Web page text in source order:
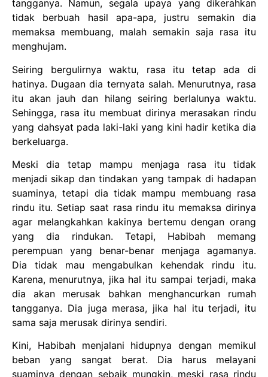
tangganya. Namun, segala upaya yang dikerahkan
tidak berbuah hasil apa-apa, justru semakin dia
memaksa membuang, malah semakin saja rasa itu
menghujam.
Seiring bergulirnya waktu, rasa itu tetap ada di
hatinya. Dugaan dia ternyata salah. Menurutnya, rasa
itu akan jauh dan hilang seiring berlalunya waktu.
Sehingga, rasa itu membuat dirinya merasakan rindu
yang dahsyat pada laki-laki yang kini hadir ketika dia
berkeluarga.
Meski dia tetap mampu menjaga rasa itu tidak
menjadi sikap dan tindakan yang tampak di hadapan
suaminya, tetapi dia tidak mampu membuang rasa
rindu itu. Setiap saat rasa rindu itu memaksa dirinya
agar melangkahkan kakinya bertemu dengan orang
yang dia rindukan. Tetapi, Habibah memang
perempuan yang benar-benar menjaga agamanya.
Dia tidak mau mengabulkan kehendak rindu itu.
Karena, menurutnya, jika hal itu sampai terjadi, maka
dia akan merusak bahkan menghancurkan rumah
tangganya. Dia juga merasa, jika hal itu terjadi, itu
sama saja merusak dirinya sendiri.
Kini, Habibah menjalani hidupnya dengan memikul
beban yang sangat berat. Dia harus melayani
suaminya dengan sebaik mungkin, meski rasa rindu